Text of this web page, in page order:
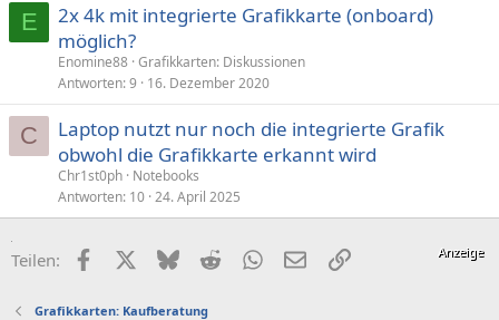
E
2x 4k mit integrierte Grafikkarte (onboard)
möglich?
Enomine88 Grafikkarten: Diskussionen
Antworten 9 16. Dezember 2020
C
Laptop nutzt nur noch die integrierte Grafik
obwohl die Grafikkarte erkannt wird
Chr1st0ph Notebooks
Antworten 10 24. April 2025
Teilen: FacebookX (Twitter)
BlueskyRedditWhatsApp
E-MailLink
Grafikkarten: Kaufberatung